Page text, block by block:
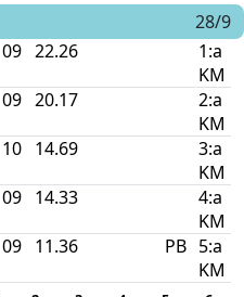
28/9
09 22.26
1:a
KM
09 20.17
2:a
KM
10 14.69
3:a
KM
09 14.33
4:a
KM
09 11.36 PB 5:a
KM